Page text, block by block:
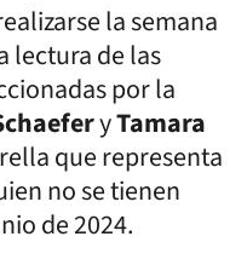
la semana
lectura de las
por la
yTamara
que representa
no se tienen
de 2024.